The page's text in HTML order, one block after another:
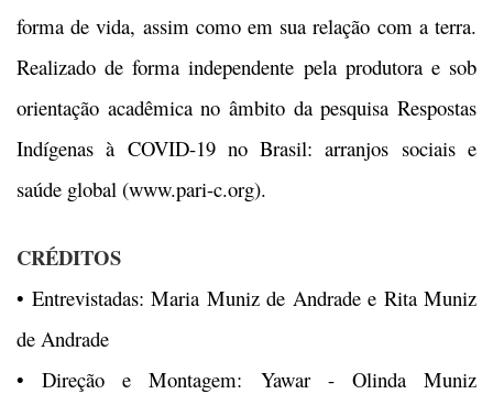
forma de vida, assim como em sua relação com a terra.
Realizado de forma independente pela produtora e sob
orientação acadêmica no âmbito da pesquisa Respostas
Indígenas à COVID-19 no Brasil: arranjos sociais e
saúde global (www.pari-c.org).
CRÉDITOS
• Entrevistadas: Maria Muniz de Andrade e Rita Muniz
de Andrade
• Direção e Montagem: Yawar - Olinda Muniz